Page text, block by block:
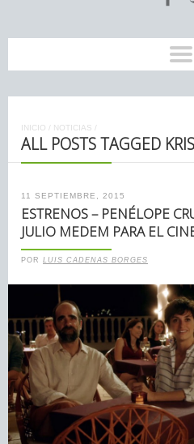
INICIO / NOTICIAS /
ALL POSTS TAGGED
11 SEPTIEMBRE, 2015
ESTRENOS – PENÉLOPE
JULIO MEDEM PARA EL
POR LUIS CADENAS BORGES